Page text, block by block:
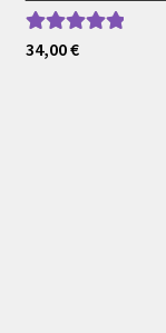
Bewertet mit
34,00€